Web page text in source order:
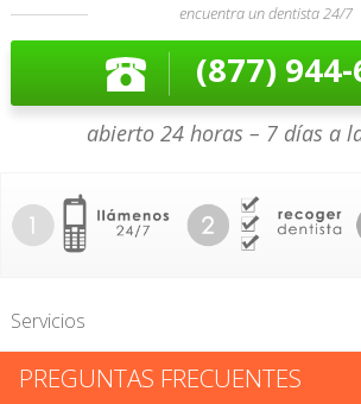
encuentra un dentista 24/7
(877)
abierto 24 horas – 7 días a
Servicios
William J Sandak
PREGUNTAS FRECUENTES